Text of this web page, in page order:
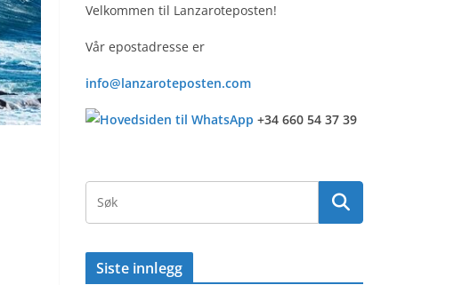
Velkommen til Lanzaroteposten!
Vår epostadresse er
info@lanzaroteposten.com
+34 660 54 37 39
Siste innlegg